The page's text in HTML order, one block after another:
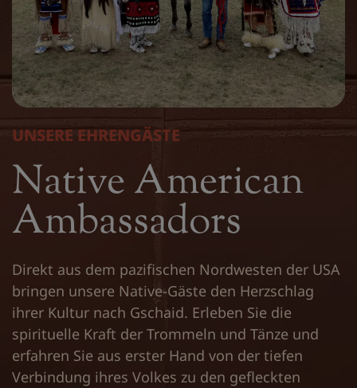
UNSERE EHRENGÄSTE
Native American
Ambassadors
Direkt aus dem pazifischen Nordwesten der USA
bringen unsere Native-Gäste den Herzschlag
ihrer Kultur nach Gschaid. Erleben Sie die
spirituelle Kraft der Trommeln und Tänze und
erfahren Sie aus erster Hand von der tiefen
Verbindung ihres Volkes zu den gefleckten